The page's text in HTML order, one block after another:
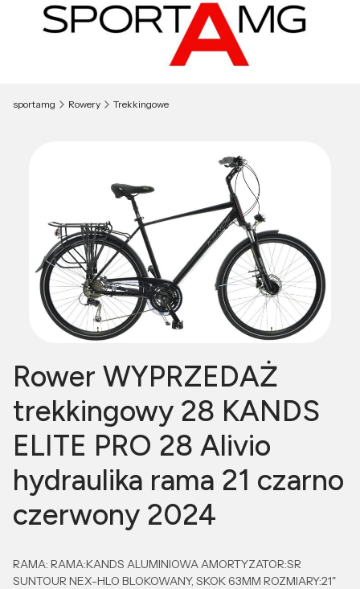
sportamg Rowery Trekkingowe
Rower WYPRZEDAŻ
trekkingowy 28 KANDS
ELITE PRO 28 Alivio
hydraulika rama 21 czarno
czerwony 2024
RAMA: RAMA:KANDS ALUMINIOWA AMORTYZATOR:SR
SUNTOUR NEX-HLO BLOKOWANY, SKOK 63MM ROZMIARY:21"